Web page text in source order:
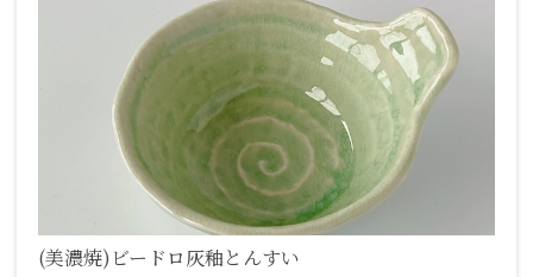
(美濃焼)ビードロ灰釉とんすい